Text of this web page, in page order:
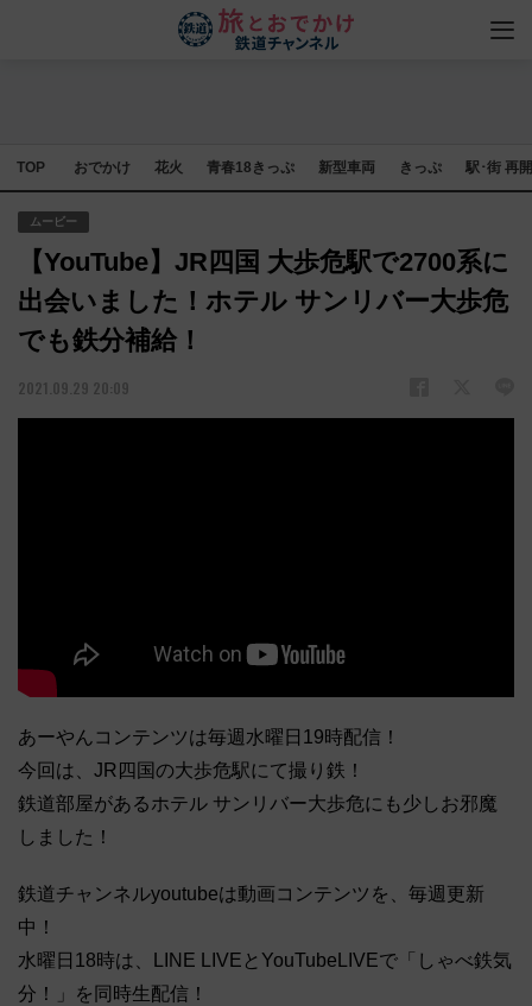
TOP おでかけ 花火 青春18きっぷ 新型車両 きっぷ 駅･街 再
ムービー
【YouTube】JR四国 大歩危駅で2700系に
出会いました！ホテル サンリバー大歩危
でも鉄分補給！
2021.09.29 20:09
あーやんコンテンツは毎週水曜日19時配信！
今回は、JR四国の大歩危駅にて撮り鉄！
鉄道部屋があるホテル サンリバー大歩危にも少しお邪魔
しました！
鉄道チャンネルyoutubeは動画コンテンツを、毎週更新
中！
水曜日18時は、LINE LIVEとYouTubeLIVEで「しゃべ鉄気
分！」を同時生配信！